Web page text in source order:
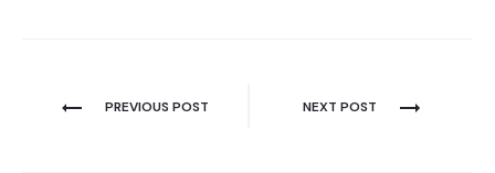
PREVIOUS POST NEXT POST